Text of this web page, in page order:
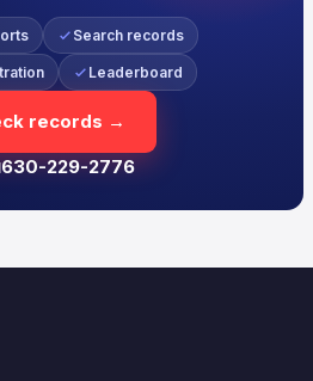
Search records
Leaderboard
records →
630-229-2776